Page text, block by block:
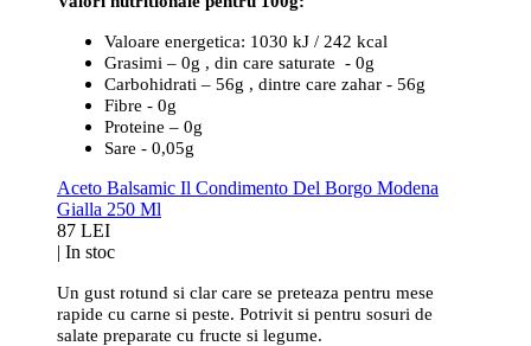
Valoare energetica: 1030 kJ / 242 kcal
Grasimi – 0g , din care saturate - 0g
Carbohidrati – 56g , dintre care zahar - 56g
Fibre - 0g
Proteine – 0g
Sare - 0,05g
Aceto Balsamic Il Condimento Del Borgo Modena
Gialla 250 Ml
87 LEI
| In stoc
Un gust rotund si clar care se preteaza pentru mese
rapide cu carne si peste. Potrivit si pentru sosuri de
salate preparate cu fructe si legume.